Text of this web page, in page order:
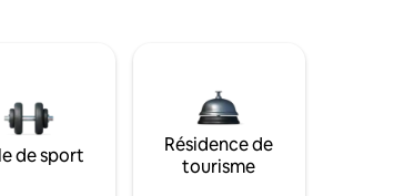
de sport
Résidence de
tourisme